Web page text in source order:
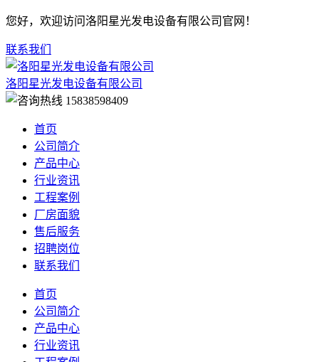
您好，欢迎访问洛阳星光发电设备有限公司官网！
联系我们
洛阳星光发电设备有限公司
15838598409
首页
公司简介
产品中心
行业资讯
工程案例
厂房面貌
售后服务
招聘岗位
联系我们
首页
公司简介
产品中心
行业资讯